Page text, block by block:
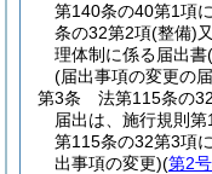
第140条の40第1項
条の32第2項(整備)
理体制に係る届出書(
(届出事項の変更の
第3条
法第115条の
届出は、施行規則
第115条の32第3項
出事項の変更)(第2